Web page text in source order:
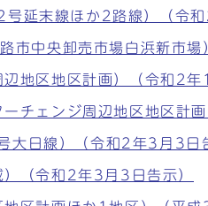
延末線ほか2路線）（令
市中央卸売市場白浜新市
地区地区計画）（令和2
チェンジ周辺地区地区計
日線）（令和2年3月3日
（令和2年3月3日告示）